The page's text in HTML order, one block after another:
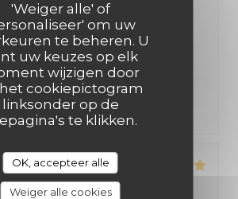
'Weiger alle' of
om uw
te beheren. U
uw keuzes op elk
wijzigen door
cookiepictogram
linksonder op de
te klikken.
OK, accepteer alle
Weiger alle cookies
- Gasten 2
: 5/5 Keuken: 5 /5
bon accueil :)
- Gasten 2